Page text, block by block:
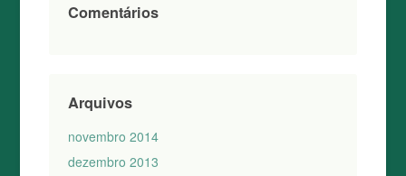
Comentários
Arquivos
novembro 2014
dezembro 2013